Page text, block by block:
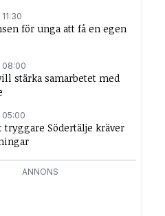
för unga att få en egen
stärka samarbetet med
tryggare Södertälje kräver
ANNONS